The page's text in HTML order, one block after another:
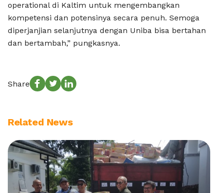
operational di Kaltim untuk mengembangkan
kompetensi dan potensinya secara penuh. Semoga
diperjanjian selanjutnya dengan Uniba bisa bertahan
dan bertambah,” pungkasnya.
Share
Related News